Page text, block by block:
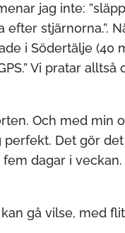
jag inte:
stjärnorna.”.
i Södertälje
Vi pratar
Och med min
Det gör
dagar i
gå vilse, med